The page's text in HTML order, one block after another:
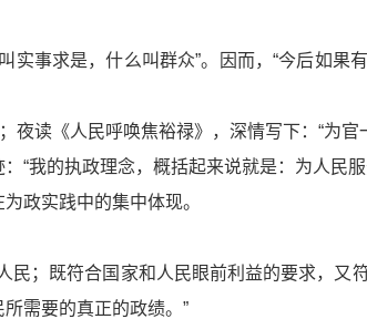
实事求是，什么叫群众”。因而，“今后如果
夜读《人民呼唤焦裕禄》，深情写下：“为
“我的执政理念，概括起来说就是：为人民
政实践中的集中体现。
民；既符合国家和人民眼前利益的要求，又
需要的真正的政绩。”